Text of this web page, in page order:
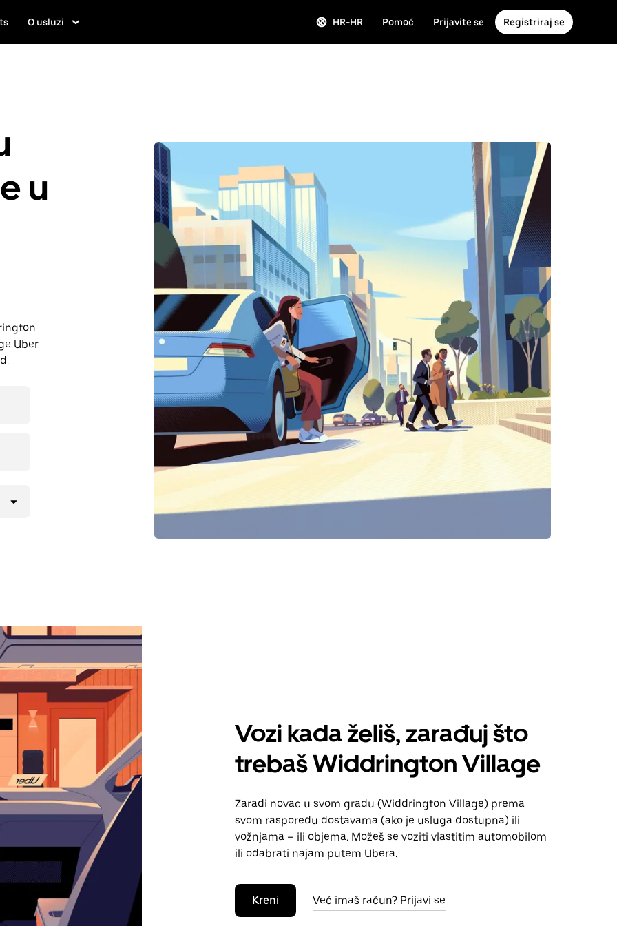
O usluzi HR-HR Pomoć Prijavite se Registriraj se
u
Uber
Vozi kada želiš, zarađuj što
trebaš Widdrington Village
Zaradi novac u svom gradu (Widdrington Village) prema
svom rasporedu dostavama (ako je usluga dostupna) ili
vožnjama – ili objema. Možeš se voziti vlastitim automobilom
ili odabrati najam putem Ubera.
Kreni Već imaš račun? Prijavi se